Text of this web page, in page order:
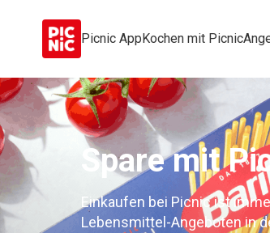
Picnic AppKochen mit Picnic
Spare mit
Einkaufen bei Picnic ist
Lebensmittel-Angeboten in